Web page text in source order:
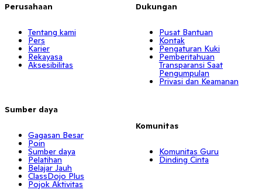
Perusahaan
Tentang kami
Pers
Karier
Rekayasa
Aksesibilitas
Sumber daya
Gagasan Besar
Poin
Sumber daya
Pelatihan
Belajar Jauh
ClassDojo Plus
Pojok Aktivitas
Dukungan
Pusat Bantuan
Kontak
Pengaturan Kuki
Pemberitahuan
Transparansi Saat
Pengumpulan
Privasi dan Keamanan
Komunitas
Komunitas Guru
Dinding Cinta